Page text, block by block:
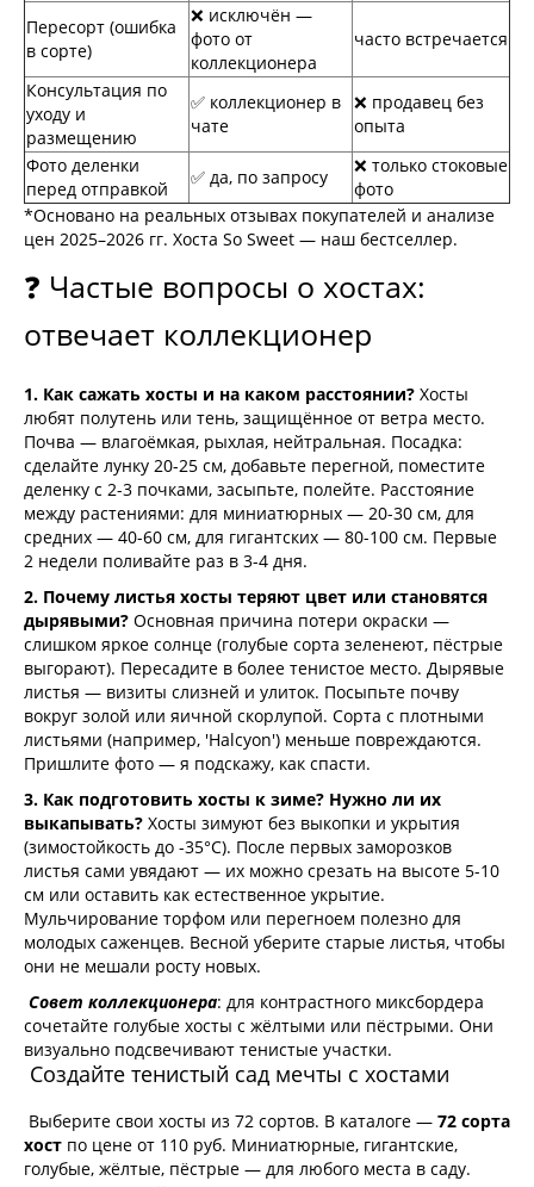
Пересорт (ошибка
в сорте)
❌ исключён —
фото от
коллекционера
часто встречается
Консультация по
уходу и
размещению
✅ коллекционер в
чате
❌ продавец без
опыта
Фото деленки
перед отправкой
✅ да, по запросу
❌ только стоковые
фото
*Основано на реальных отзывах покупателей и анализе
цен 2025–2026 гг. Хоста So Sweet — наш бестселлер.
❓ Частые вопросы о хостах:
отвечает коллекционер
1. Как сажать хосты и на каком расстоянии? Хосты
любят полутень или тень, защищённое от ветра место.
Почва — влагоёмкая, рыхлая, нейтральная. Посадка:
сделайте лунку 20-25 см, добавьте перегной, поместите
деленку с 2-3 почками, засыпьте, полейте. Расстояние
между растениями: для миниатюрных — 20-30 см, для
средних — 40-60 см, для гигантских — 80-100 см. Первые
2 недели поливайте раз в 3-4 дня.
2. Почему листья хосты теряют цвет или становятся
дырявыми? Основная причина потери окраски —
слишком яркое солнце (голубые сорта зеленеют, пёстрые
выгорают). Пересадите в более тенистое место. Дырявые
листья — визиты слизней и улиток. Посыпьте почву
вокруг золой или яичной скорлупой. Сорта с плотными
листьями (например, 'Halcyon') меньше повреждаются.
Пришлите фото — я подскажу, как спасти.
3. Как подготовить хосты к зиме? Нужно ли их
выкапывать? Хосты зимуют без выкопки и укрытия
(зимостойкость до -35°C). После первых заморозков
листья сами увядают — их можно срезать на высоте 5-10
см или оставить как естественное укрытие.
Мульчирование торфом или перегноем полезно для
молодых саженцев. Весной уберите старые листья, чтобы
они не мешали росту новых.
Совет коллекционера: для контрастного миксбордера
сочетайте голубые хосты с жёлтыми или пёстрыми. Они
визуально подсвечивают тенистые участки.
Создайте тенистый сад мечты с хостами
Выберите свои хосты из 72 сортов. В каталоге — 72 сорта
хост по цене от 110 руб. Миниатюрные, гигантские,
голубые, жёлтые, пёстрые — для любого места в саду.